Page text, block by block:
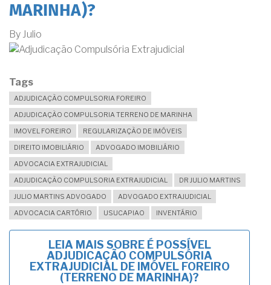
MARINHA)?
By Julio
Tags
ADJUDICAÇÃO COMPULSORIA FOREIRO
ADJUDICAÇÃO COMPULSORIA TERRENO DE MARINHA
IMOVEL FOREIRO
REGULARIZAÇÃO DE IMÓVEIS
DIREITO IMOBILIÁRIO
ADVOGADO IMOBILIÁRIO
ADVOCACIA EXTRAJUDICIAL
ADJUDICAÇÃO COMPULSORIA EXTRAJUDICIAL
DR JULIO MARTINS
JULIO MARTINS ADVOGADO
ADVOGADO EXTRAJUDICIAL
ADVOCACIA CARTÓRIO
USUCAPIAO INVENTÁRIO
LEIA MAIS SOBRE É POSSÍVEL
ADJUDICAÇÃO COMPULSÓRIA
EXTRAJUDICIAL DE IMÓVEL FOREIRO
(TERRENO DE MARINHA)?